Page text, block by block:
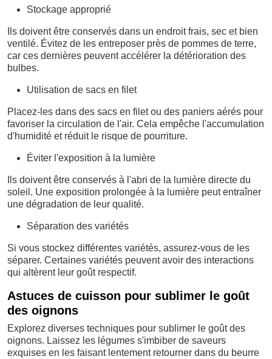
Stockage approprié
Ils doivent être conservés dans un endroit frais, sec et bien
ventilé. Évitez de les entreposer près de pommes de terre,
car ces dernières peuvent accélérer la détérioration des
bulbes.
Utilisation de sacs en filet
Placez-les dans des sacs en filet ou des paniers aérés pour
favoriser la circulation de l'air. Cela empêche l'accumulation
d'humidité et réduit le risque de pourriture.
Éviter l'exposition à la lumière
Ils doivent être conservés à l'abri de la lumière directe du
soleil. Une exposition prolongée à la lumière peut entraîner
une dégradation de leur qualité.
Séparation des variétés
Si vous stockez différentes variétés, assurez-vous de les
séparer. Certaines variétés peuvent avoir des interactions
qui altèrent leur goût respectif.
Astuces de cuisson pour sublimer le goût
des oignons
Explorez diverses techniques pour sublimer le goût des
oignons. Laissez les légumes s'imbiber de saveurs
exquises en les faisant lentement retourner dans du beurre